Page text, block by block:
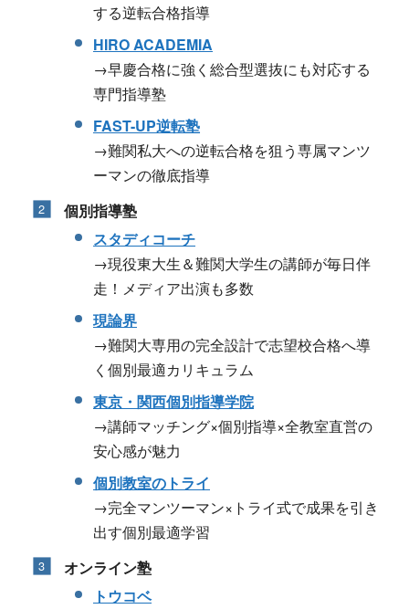
する逆転合格指導
HIRO ACADEMIA
→早慶合格に強く総合型選抜にも対応する
専門指導塾
FAST-UP逆転塾
→難関私大への逆転合格を狙う専属マンツ
ーマンの徹底指導
個別指導塾
スタディコーチ
→現役東大生＆難関大学生の講師が毎日伴
走！メディア出演も多数
現論界
→難関大専用の完全設計で志望校合格へ導
く個別最適カリキュラム
東京・関西個別指導学院
→講師マッチング×個別指導×全教室直営の
安心感が魅力
個別教室のトライ
→完全マンツーマン×トライ式で成果を引き
出す個別最適学習
オンライン塾
トウコベ